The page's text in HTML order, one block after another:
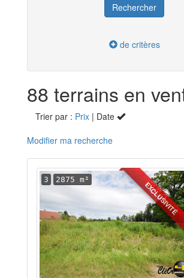
de critères
Trier par : Prix | Date
Modifier ma recherche
EXCLUSIVITÉ
3 2875 m²